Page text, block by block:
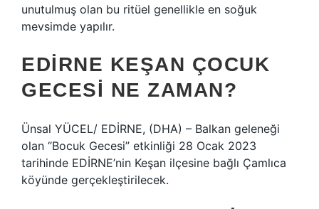
unutulmuş olan bu ritüel genellikle en soğuk
mevsimde yapılır.
EDIRNE KEŞAN ÇOCUK
GECESI NE ZAMAN?
Ünsal YÜCEL/ EDİRNE, (DHA) – Balkan geleneği
olan “Bocuk Gecesi” etkinliği 28 Ocak 2023
tarihinde EDİRNE’nin Keşan ilçesine bağlı Çamlıca
köyünde gerçekleştirilecek.